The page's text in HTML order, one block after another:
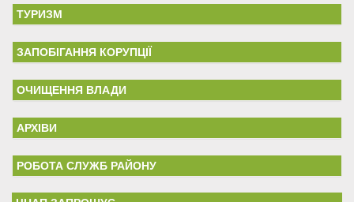
ТУРИЗМ
ЗАПОБІГАННЯ КОРУПЦІЇ
ОЧИЩЕННЯ ВЛАДИ
АРХІВИ
РОБОТА СЛУЖБ РАЙОНУ